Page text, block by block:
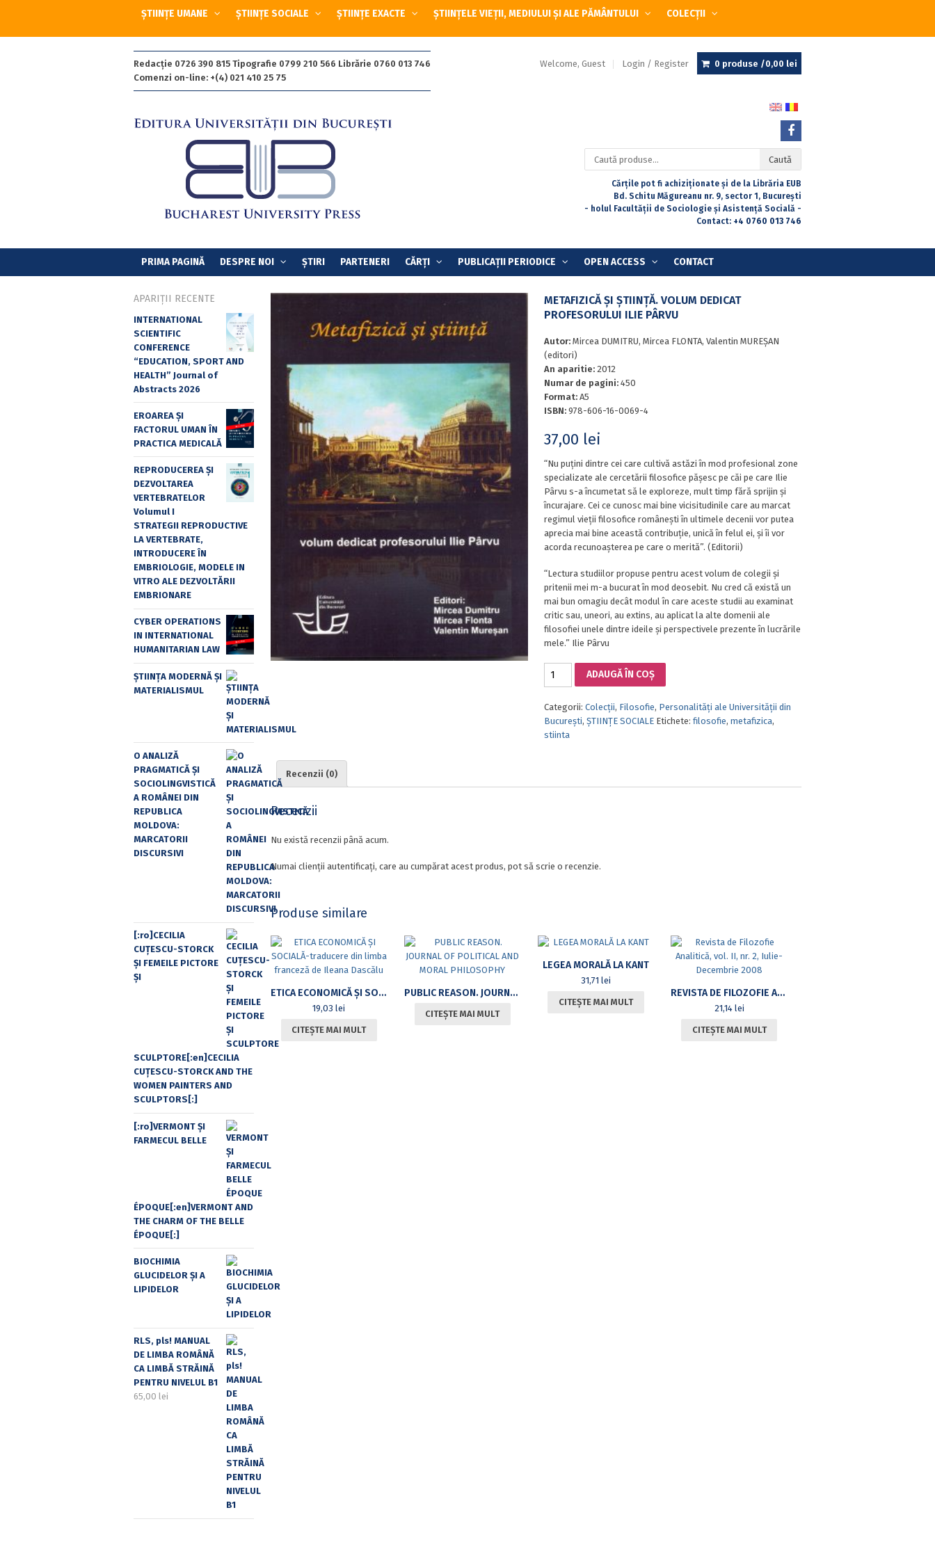
ȘTIINȚE UMANE ȘTIINȚE SOCIALE ȘTIINȚE EXACTE ȘTIINȚELE VIEȚII, MEDIULUI ȘI ALE PĂMÂNTULUI COLECȚII
Redacție 0726 390 815 Tipografie 0799 210 566 Librărie 0760 013 746
Comenzi on-line: +(4) 021 410 25 75
Welcome, Guest Login / Register 0 produse /0,00 lei
Caută
după:
Caută
Cărțile pot fi achiziționate și de la Librăria EUB
Bd. Schitu Măgureanu nr. 9, sector 1, București
- holul Facultății de Sociologie și Asistență Socială -
Contact: +4 0760 013 746
PRIMA PAGINĂ DESPRE NOI ȘTIRI PARTENERI CĂRȚI PUBLICAȚII PERIODICE OPEN ACCESS CONTACT
METAFIZICĂ ȘI ȘTIINȚĂ. VOLUM DEDICAT
PROFESORULUI ILIE PÂRVU
Autor: Mircea DUMITRU, Mircea FLONTA, Valentin MUREȘAN
(editori)
An aparitie: 2012
Numar de pagini: 450
Format: A5
ISBN: 978-606-16-0069-4
37,00 lei
“Nu puțini dintre cei care cultivă astăzi în mod profesional zone
specializate ale cercetării filosofice pășesc pe căi pe care Ilie
Pârvu s-a încumetat să le exploreze, mult timp fără sprijin și
încurajare. Cei ce cunosc mai bine vicisitudinile care au marcat
regimul vieții filosofice românești în ultimele decenii vor putea
aprecia mai bine această contribuție, unică în felul ei, și îi vor
acorda recunoașterea pe care o merită”. (Editorii)
“Lectura studiilor propuse pentru acest volum de colegii și
pritenii mei m-a bucurat în mod deosebit. Nu cred că există un
mai bun omagiu decât modul în care aceste studii au examinat
critic sau, uneori, au extins, au aplicat la alte domenii ale
filosofiei unele dintre ideile și perspectivele prezente în lucrările
mele.” Ilie Pârvu
ȘTIINȚĂ.
Volum
dedicat
ADAUGĂ ÎN COȘ
Categorii: Colecții, Filosofie, Personalităţi ale Universităţii din
Bucureşti, ȘTIINȚE SOCIALE Etichete: filosofie, metafizica,
stiinta
Recenzii (0)
Recenzii
Nu există recenzii până acum.
Numai clienții autentificați, care au cumpărat acest produs, pot să scrie o recenzie.
Produse similare
ETICA ECONOMICĂ ȘI SOCIALĂ-TRADUCERE DIN LIMBA FRANCEZĂ DE ILEANA DASCĂLU
19,03lei
CITEȘTE MAI MULT
PUBLIC REASON. JOURNAL OF POLITICAL AND MORAL PHILOSOPHY
CITEȘTE MAI MULT
LEGEA MORALĂ LA KANT
31,71 lei
CITEȘTE MAI MULT
REVISTA DE FILOZOFIE ANALITICĂ, VOL. II, NR. 2, IULIE-DECEMBRIE 2008
21,14 lei
CITEȘTE MAI MULT
APARIȚII RECENTE
INTERNATIONAL
SCIENTIFIC
CONFERENCE
“EDUCATION, SPORT AND
HEALTH” Journal of
Abstracts 2026
EROAREA ȘI
FACTORUL UMAN ÎN
PRACTICA MEDICALĂ
REPRODUCEREA ȘI
DEZVOLTAREA
VERTEBRATELOR
Volumul I
STRATEGII REPRODUCTIVE
LA VERTEBRATE,
INTRODUCERE ÎN
EMBRIOLOGIE, MODELE IN
VITRO ALE DEZVOLTĂRII
EMBRIONARE
CYBER OPERATIONS
IN INTERNATIONAL
HUMANITARIAN LAW
ȘTIINȚA MODERNĂ ȘI
MATERIALISMUL
O ANALIZĂ
PRAGMATICĂ ȘI
SOCIOLINGVISTICĂ
A ROMÂNEI DIN
REPUBLICA
MOLDOVA:
MARCATORII
DISCURSIVI
[:ro]CECILIA
CUŢESCU-STORCK
ŞI FEMEILE PICTORE
ŞI
SCULPTORE[:en]CECILIA
CUŢESCU-STORCK AND THE
WOMEN PAINTERS AND
SCULPTORS[:]
[:ro]VERMONT ȘI
FARMECUL BELLE
ÉPOQUE[:en]VERMONT AND
THE CHARM OF THE BELLE
ÉPOQUE[:]
BIOCHIMIA
GLUCIDELOR ȘI A
LIPIDELOR
RLS, pls! MANUAL
DE LIMBA ROMÂNĂ
CA LIMBĂ STRĂINĂ
PENTRU NIVELUL B1
65,00 lei